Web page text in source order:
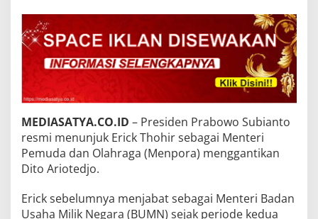
MEDIASATYA.CO.ID – Presiden Prabowo Subianto
resmi menunjuk Erick Thohir sebagai Menteri
Pemuda dan Olahraga (Menpora) menggantikan
Dito Ariotedjo.
Erick sebelumnya menjabat sebagai Menteri Badan
Usaha Milik Negara (BUMN) sejak periode kedua